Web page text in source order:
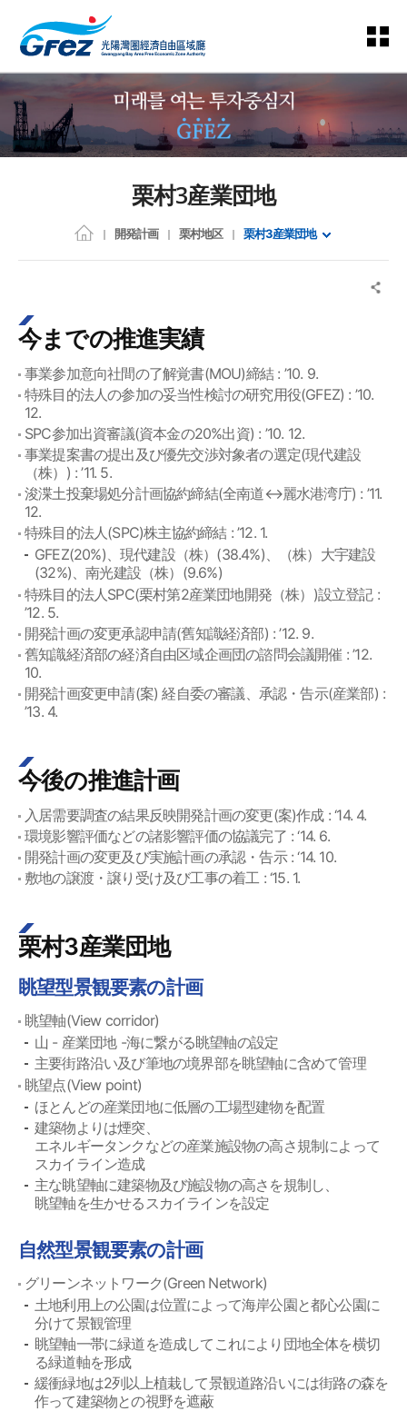
栗村3産業団地
開発計画 栗村地区 栗村3産業団地
今までの推進実績
事業参加意向社間の了解覚書(MOU)締結 : ’10. 9.
特殊目的法人の参加の妥当性検討の研究用役(GFEZ) : ’10.
12.
SPC参加出資審議(資本金の20%出資) : ’10. 12.
事業提案書の提出及び優先交渉対象者の選定(現代建設
（株）) : ’11. 5.
浚渫土投棄場処分計画協約締結(全南道↔麗水港湾庁) : ’11.
12.
特殊目的法人(SPC)株主協約締結 : ’12. 1.
GFEZ(20%)、現代建設（株）(38.4%)、（株）大宇建設
(32%)、南光建設（株）(9.6%)
特殊目的法人SPC(栗村第2産業団地開発（株）)設立登記 :
’12. 5.
開発計画の変更承認申請(舊知識経済部) : ’12. 9.
舊知識経済部の経済自由区域企画団の諮問会議開催 : ’12.
10.
開発計画変更申請(案) 経自委の審議、承認・告示(産業部) :
’13. 4.
今後の推進計画
入居需要調査の結果反映開発計画の変更(案)作成 : ‘14. 4.
環境影響評価などの諸影響評価の協議完了 : ‘14. 6.
開発計画の変更及び実施計画の承認・告示 : ‘14. 10.
敷地の譲渡・譲り受け及び工事の着工 : ‘15. 1.
栗村3産業団地
眺望型景観要素の計画
眺望軸(View corridor)
山 - 産業団地 -海に繋がる眺望軸の設定
主要街路沿い及び筆地の境界部を眺望軸に含めて管理
眺望点(View point)
ほとんどの産業団地に低層の工場型建物を配置
建築物よりは煙突、
エネルギータンクなどの産業施設物の高さ規制によって
スカイライン造成
主な眺望軸に建築物及び施設物の高さを規制し、
眺望軸を生かせるスカイラインを設定
自然型景観要素の計画
グリーンネットワーク(Green Network)
土地利用上の公園は位置によって海岸公園と都心公園に
分けて景観管理
眺望軸一帯に緑道を造成してこれにより団地全体を横切
る緑道軸を形成
緩衝緑地は2列以上植栽して景観道路沿いには街路の森を
作って建築物との視野を遮蔽